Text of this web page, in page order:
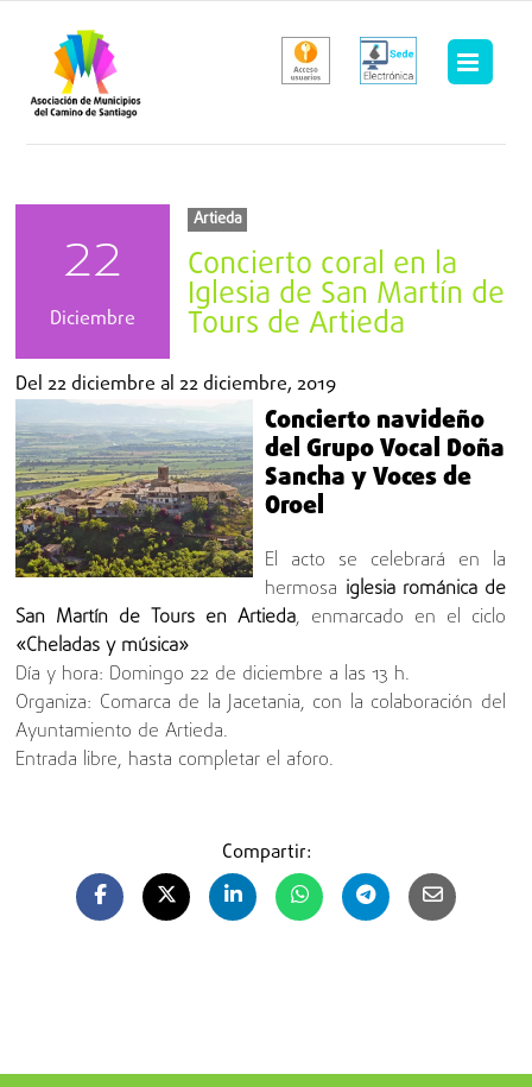
contenido
22
Diciembre
Artieda
Concierto coral en la
Iglesia de San Martín de
Tours de Artieda
Del22 diciembre al22 diciembre, 2019
Concierto navideño
del Grupo Vocal Doña
Sancha y Voces de
Oroel
El acto se celebrará en la
hermosa iglesia románica de
San Martín de Tours en Artieda, enmarcado en el ciclo
«Cheladas y música»
Día y hora: Domingo 22 de diciembre a las 13 h.
Organiza: Comarca de la Jacetania, con la colaboración del
Ayuntamiento de Artieda.
Entrada libre, hasta completar el aforo.
Compartir: